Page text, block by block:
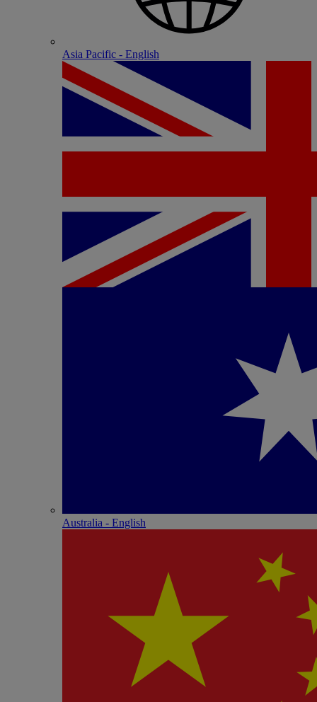
Asia Pacific - English
Australia - English